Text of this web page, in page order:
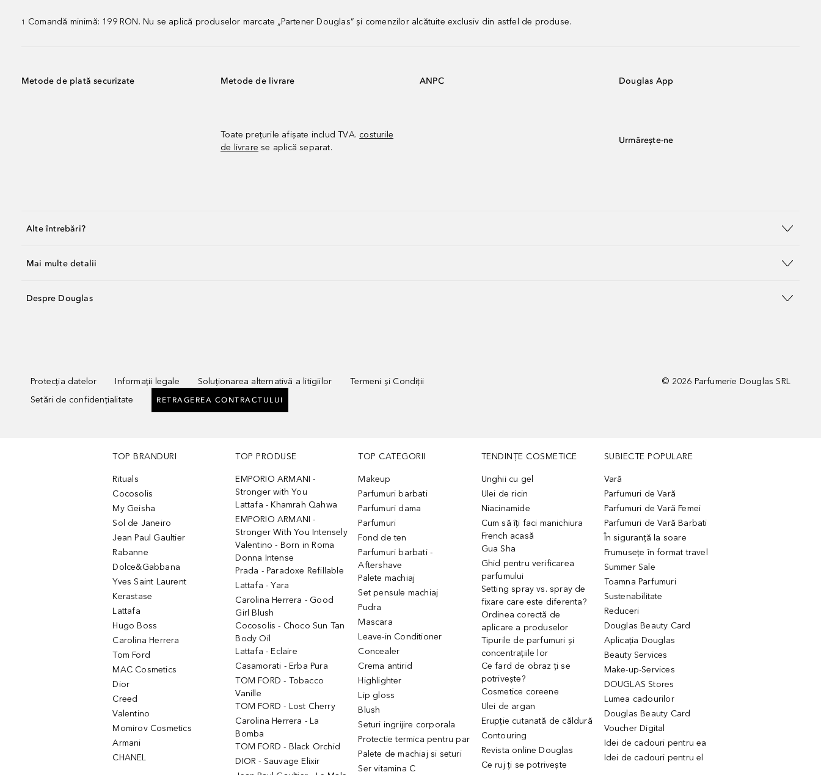
1 Comandă minimă: 199 RON. Nu se aplică produselor marcate „Partener Douglas” și comenzilor alcătuite exclusiv din astfel de produse.
Metode de plată securizate Metode de livrare
Toate prețurile afișate includ TVA. costurile
de livrare se aplică separat.
ANPC Douglas App
Urmărește-ne
Alte întrebări?
Mai multe detalii
Despre Douglas
Protecția datelor Informații legale Soluționarea alternativă a litigiilor
Termeni și Condiții
Setări de confidențialitate
RETRAGEREA CONTRACTULUI
© 2026 Parfumerie Douglas SRL
TOP BRANDURI
Rituals
Cocosolis
My Geisha
Sol de Janeiro
Jean Paul Gaultier
Rabanne
Dolce&Gabbana
Yves Saint Laurent
Kerastase
Lattafa
Hugo Boss
Carolina Herrera
Tom Ford
MAC Cosmetics
Dior
Creed
Valentino
Momirov Cosmetics
Armani
CHANEL
TOP PRODUSE
EMPORIO ARMANI -
Stronger with You
Lattafa - Khamrah Qahwa
EMPORIO ARMANI -
Stronger With You Intensely
Valentino - Born in Roma
Donna Intense
Prada - Paradoxe Refillable
Lattafa - Yara
Carolina Herrera - Good
Girl Blush
Cocosolis - Choco Sun Tan
Body Oil
Lattafa - Eclaire
Casamorati - Erba Pura
TOM FORD - Tobacco
Vanille
TOM FORD - Lost Cherry
Carolina Herrera - La
Bomba
TOM FORD - Black Orchid
DIOR - Sauvage Elixir
TOP CATEGORII
Makeup
Parfumuri barbati
Parfumuri dama
Parfumuri
Fond de ten
Parfumuri barbati -
Aftershave
Palete machiaj
Set pensule machiaj
Pudra
Mascara
Leave-in Conditioner
Concealer
Crema antirid
Highlighter
Lip gloss
Blush
Seturi ingrijire corporala
Protectie termica pentru par
Palete de machiaj si seturi
Ser vitamina C
TENDINȚE COSMETICE
Unghii cu gel
Ulei de ricin
Niacinamide
Cum să îți faci manichiura
French acasă
Gua Sha
Ghid pentru verificarea
parfumului
Setting spray vs. spray de
fixare care este diferenta?
Ordinea corectă de
aplicare a produselor
Tipurile de parfumuri și
concentrațiile lor
Ce fard de obraz ți se
potrivește?
Cosmetice coreene
Ulei de argan
Erupție cutanată de căldură
Contouring
Revista online Douglas
Ce ruj ți se potrivește
SUBIECTE POPULARE
Vară
Parfumuri de Vară
Parfumuri de Vară Femei
Parfumuri de Vară Barbati
În siguranță la soare
Frumusețe în format travel
Summer Sale
Toamna Parfumuri
Sustenabilitate
Reduceri
Douglas Beauty Card
Aplicația Douglas
Beauty Services
Make-up-Services
DOUGLAS Stores
Lumea cadourilor
Douglas Beauty Card
Voucher Digital
Idei de cadouri pentru ea
Idei de cadouri pentru el